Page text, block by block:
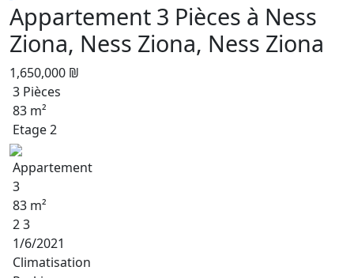
Appartement 3 Pièces à Ness
Ziona, Ness Ziona, Ness Ziona
1,650,000 ₪
3 Pièces
83 m²
Etage 2
Appartement
3
83 m²
2 3
1/6/2021
Climatisation